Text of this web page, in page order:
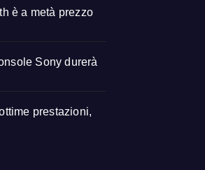
è a metà prezzo
Sony durerà
prestazioni,